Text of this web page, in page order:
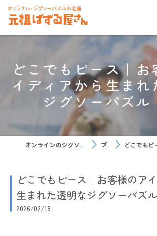
どこでもピース｜
イディアから生ま
ジグソーパズル
オンラインのジグソーパズルなら元祖ぱずる屋さん ブログ どこでもピース｜お客様の
どこでもピース｜お客様のア
生まれた透明なジグソーパズ
2026/02/18